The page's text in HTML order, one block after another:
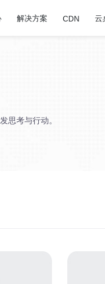
解决方案 CDN 云
思考与行动。